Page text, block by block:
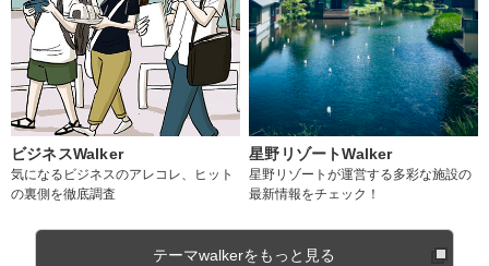
ビジネスWalker
気になるビジネスのアレコレ、ヒット
の裏側を徹底調査
星野リゾートWalker
星野リゾートが運営する多彩な施設の
最新情報をチェック！
テーマwalkerをもっと見る